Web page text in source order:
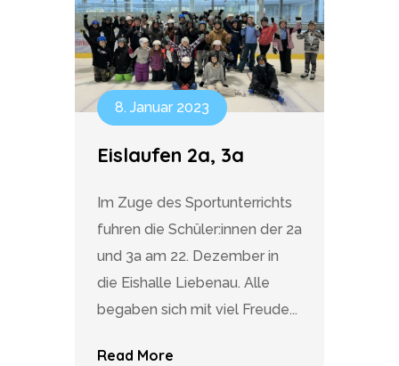
8. Januar 2023
Eislaufen 2a, 3a
Im Zuge des Sportunterrichts
fuhren die Schüler:innen der 2a
und 3a am 22. Dezember in
die Eishalle Liebenau. Alle
begaben sich mit viel Freude...
Read More